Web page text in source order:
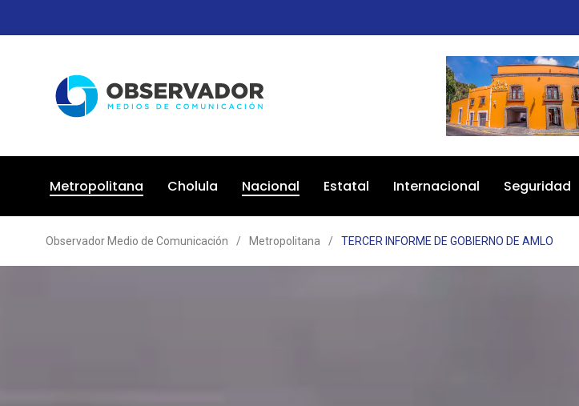
Metropolitana Cholula Nacional Estatal Internacional Seguridad
Observador Medio de Comunicación / Metropolitana / TERCER INFORME DE GOBIERNO DE AMLO